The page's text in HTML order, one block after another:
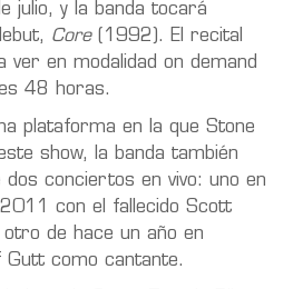
julio, y la banda tocará
Core(1992). El recital
ver en modalidad on demand
48 horas.
plataforma en la que Stone
show, la banda también
dos conciertos en vivo: uno en
con el fallecido Scott
otro de hace un año en
como cantante.